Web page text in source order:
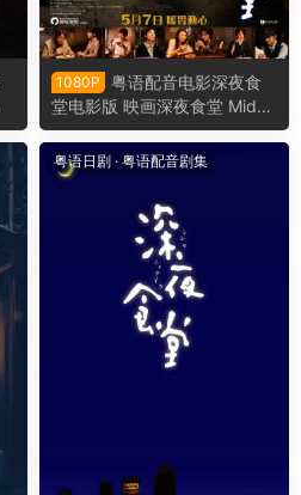
1080P
粤语配音电影深夜食
堂电影版 映画深夜食堂 Midni
ght Diner
粤语日剧 · 粤语配音剧集